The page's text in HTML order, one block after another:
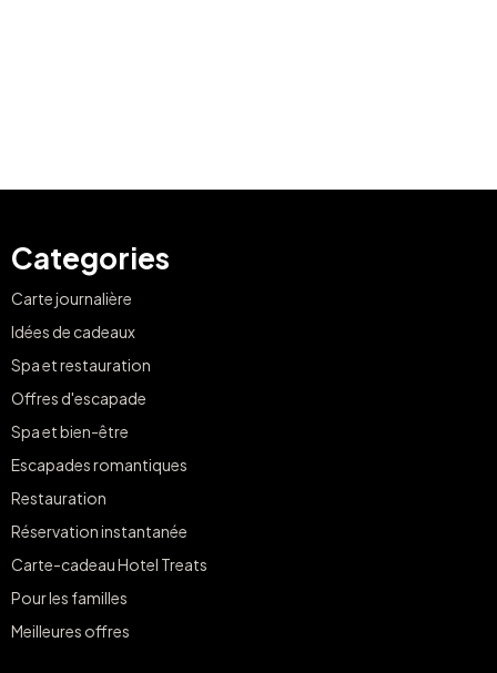
Categories
Carte journalière
Idées de cadeaux
Spa et restauration
Offres d'escapade
Spa et bien-être
Escapades romantiques
Restauration
Réservation instantanée
Carte-cadeau Hotel Treats
Pour les familles
Meilleures offres